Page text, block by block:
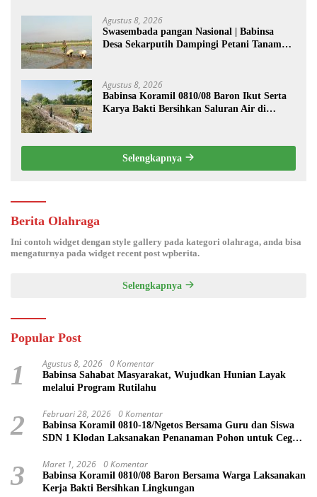
Agustus 8, 2026
Swasembada pangan Nasional | Babinsa
Desa Sekarputih Dampingi Petani Tanam
Agustus 8, 2026
Babinsa Koramil 0810/08 Baron Ikut Serta
Karya Bakti Bersihkan Saluran Air di
Selengkapnya
Berita Olahraga
Ini contoh widget dengan style gallery pada kategori olahraga, anda bisa
mengaturnya pada widget recent post wpberita.
Selengkapnya
Popular Post
1 Agustus 8, 2026 0 Komentar
Babinsa Sahabat Masyarakat, Wujudkan Hunian Layak
melalui Program Rutilahu
2 Februari 28, 2026 0 Komentar
Babinsa Koramil 0810-18/Ngetos Bersama Guru dan Siswa
SDN 1 Klodan Laksanakan Penanaman Pohon untuk Cegah
3 Maret 1, 2026 0 Komentar
Babinsa Koramil 0810/08 Baron Bersama Warga Laksanakan
Kerja Bakti Bersihkan Lingkungan